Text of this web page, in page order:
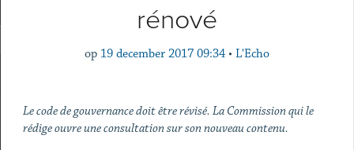
rénové
op 19 december 2017 09:34 • L'Echo
Le code de gouvernance doit être révisé. La Commission qui le
rédige ouvre une consultation sur son nouveau contenu.